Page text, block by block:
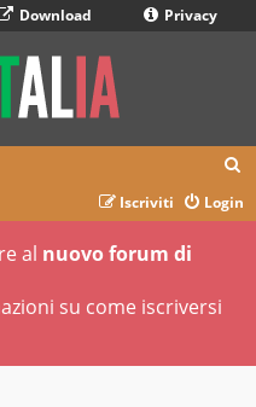
Download Privacy
r
Login
Iscriviti
al nuovo forum di
su come iscriversi